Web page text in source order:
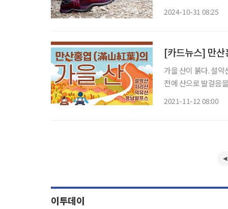
2024-10-31 08:25
[카드뉴스] 만
가을 산이 붉다. 설
전에 산으로 발걸음
2021-11-12 08:00
이투데이